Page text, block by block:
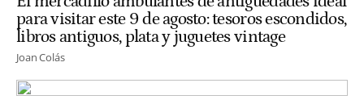
para visitar este 9 de agosto: tesoros escondidos,
libros antiguos, plata y juguetes vintage
Joan Colás